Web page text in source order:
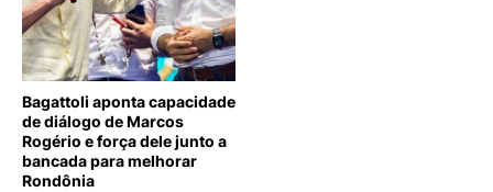
Bagattoli aponta capacidade
de diálogo de Marcos
Rogério e força dele junto a
bancada para melhorar
Rondônia